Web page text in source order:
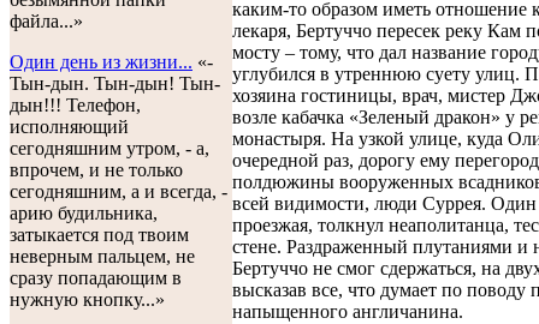
файла...»
Один день из жизни... «-
Тын-дын. Тын-дын! Тын-
дын!!! Телефон,
исполняющий
сегодняшним утром, - а,
впрочем, и не только
сегодняшним, а и всегда, -
арию будильника,
затыкается под твоим
неверным пальцем, не
сразу попадающим в
нужную кнопку...»
каким-то образом иметь отношение
лекаря, Бертуччо пересек реку Кам
мосту – тому, что дал название
углубился в утреннюю суету улиц.
хозяина гостиницы, врач, мистер
возле кабачка «Зеленый дракон» у
монастыря. На узкой улице, куда
очередной раз, дорогу ему
полдюжины вооруженных
всей видимости, люди Суррея.
проезжая, толкнул неаполитанца,
стене. Раздраженный плутаниями и
Бертуччо не смог сдержаться, на
высказав все, что думает по поводу
напыщенного англичанина.